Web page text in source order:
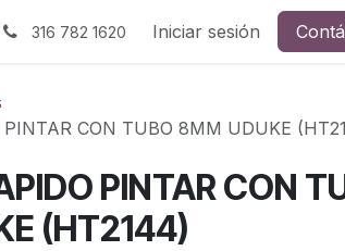
316 782 1620 Iniciar sesión
PINTAR CON TUBO 8MM UDUKE
PINTAR CON
(HT2144)